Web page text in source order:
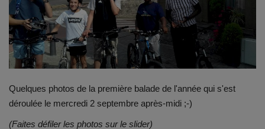
Emplois
Notre offre d'enseignement (2026)
Stages
Quelques photos de la première balade de l'année qui s'est
déroulée le mercredi 2 septembre après-midi ;-)
(Faites défiler les photos sur le slider)